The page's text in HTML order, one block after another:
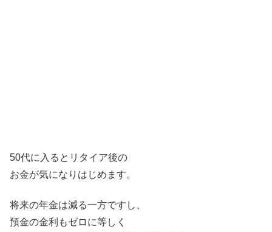
50代に入るとリタイア後の
お金が気になりはじめます。
将来の年金は減る一方ですし、
預金の金利もゼロに等しく